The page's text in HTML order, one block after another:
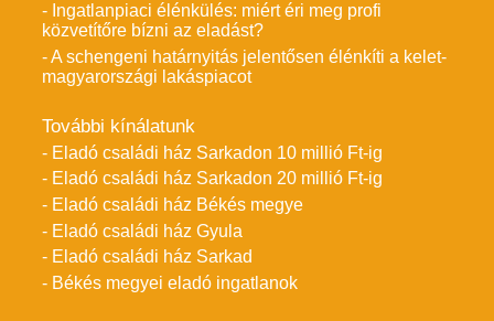
- Ingatlanpiaci élénkülés: miért éri meg profi
közvetítőre bízni az eladást?
- A schengeni határnyitás jelentősen élénkíti a kelet-
magyarországi lakáspiacot
További kínálatunk
- Eladó családi ház Sarkadon 10 millió Ft-ig
- Eladó családi ház Sarkadon 20 millió Ft-ig
- Eladó családi ház Békés megye
- Eladó családi ház Gyula
- Eladó családi ház Sarkad
- Békés megyei eladó ingatlanok